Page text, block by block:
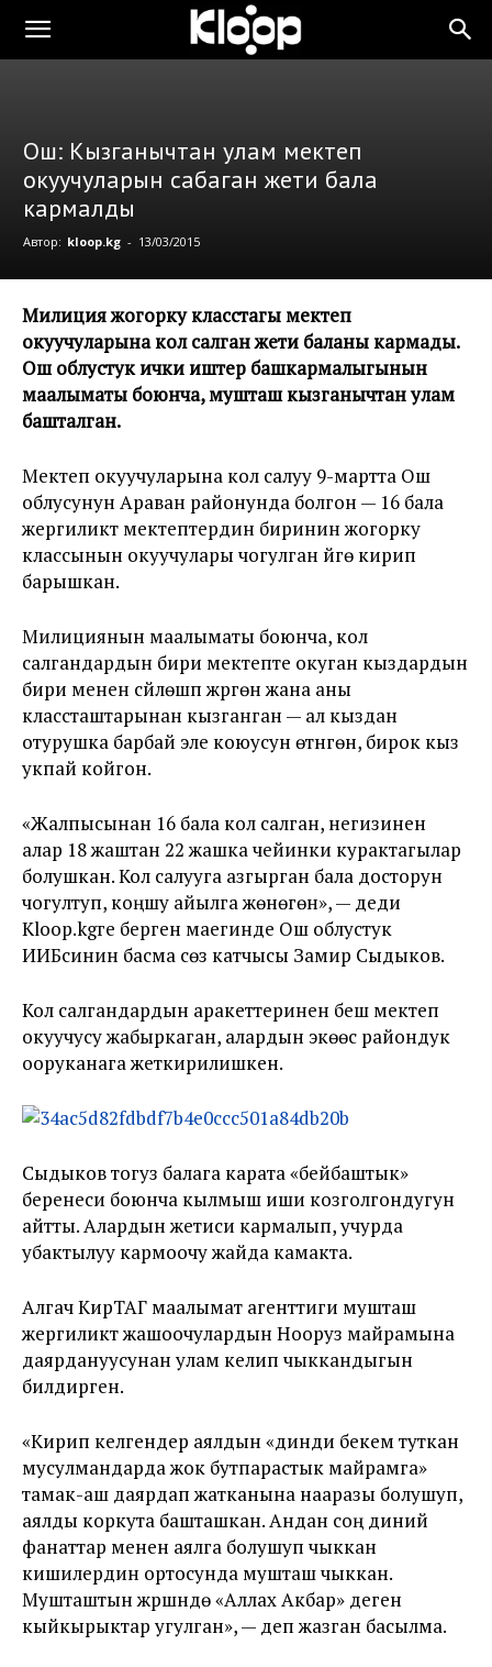
Ош: Кызганычтан улам мектеп
окуучуларын сабаган жети бала
кармалды
Автор: kloop.kg - 13/03/2015
Милиция жогорку класстагы мектеп
окуучуларына кол салган жети баланы кармады.
Ош облустук ички иштер башкармалыгынын
маалыматы боюнча, мушташ кызганычтан улам
башталган.
Мектеп окуучуларына кол салуу 9-мартта Ош
облусунун Араван районунда болгон — 16 бала
жергиликтүү мектептердин биринин жогорку
классынын окуучулары чогулган үйгө кирип
барышкан.
Милициянын маалыматы боюнча, кол
салгандардын бири мектепте окуган кыздардын
бири менен сүйлөшүп жүргөн жана аны
классташтарынан кызганган — ал кыздан
отурушка барбай эле коюусун өтүнгөн, бирок кыз
укпай койгон.
«Жалпысынан 16 бала кол салган, негизинен
алар 18 жаштан 22 жашка чейинки курактагылар
болушкан. Кол салууга азгырган бала досторун
чогултуп, коңшу айылга жөнөгөн», — деди
Kloop.kgге берген маегинде Ош облустук
ИИБсинин басма сөз катчысы Замир Сыдыков.
Кол салгандардын аракеттеринен беш мектеп
окуучусу жабыркаган, алардын экөөсү райондук
ооруканага жеткирилишкен.
Сыдыков тогуз балага карата «бейбаштык»
беренеси боюнча кылмыш иши козголгондугун
айтты. Алардын жетиси кармалып, учурда
убактылуу кармоочу жайда камакта.
Алгач КирТАГ маалымат агенттиги мушташ
жергиликтүү жашоочулардын Нооруз майрамына
даярдануусунан улам келип чыккандыгын
билдирген.
«Кирип келгендер аялдын «динди бекем туткан
мусулмандарда жок бутпарастык майрамга»
тамак-аш даярдап жатканына нааразы болушуп,
аялды коркута башташкан. Андан соң диний
фанаттар менен аялга болушуп чыккан
кишилердин ортосунда мушташ чыккан.
Мушташтын жүрүшүндө «Аллах Акбар» деген
кыйкырыктар угулган», — деп жазган басылма.